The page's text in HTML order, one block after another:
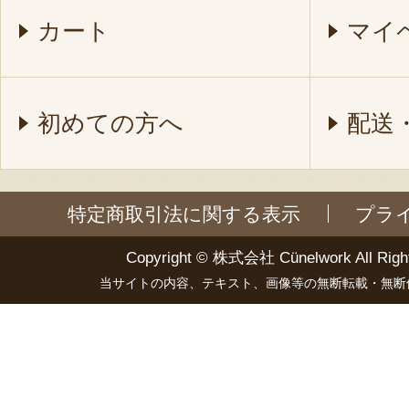
カート マイ
初めての方へ 配送
特定商取引法に関する表示 プラ
Copyright © 株式会社 Cünelwork All
当サイトの内容、テキスト、画像等の無断転載・無